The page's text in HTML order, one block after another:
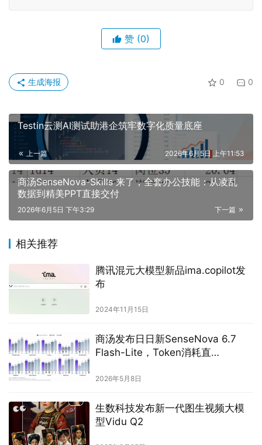
赞 (0)
0 0
生成海报
Testin云测AI测试助港企筑牢数字化质量底座
上一篇 2026年6月5日 上午11:53
商汤SenseNova-Skills 来了，全套办公技能：从凌乱
数据到精美PPT直接交付
下一篇
2026年6月5日 下午3:29
相关推荐
腾讯混元大模型新品ima.copilot发
布
2024年11月15日
商汤发布日日新SenseNova 6.7
Flash-Lite，Token消耗直
2026年5月8日
生数科技发布新一代图生视频大模
型Vidu Q2